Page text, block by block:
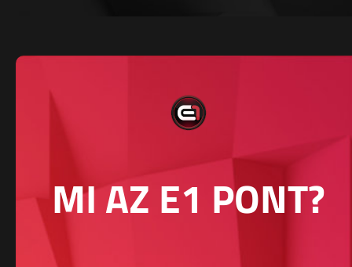
MI AZ E1 PONT?